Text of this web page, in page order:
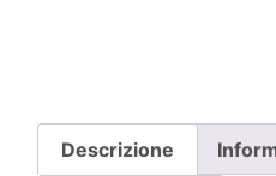
Descrizione